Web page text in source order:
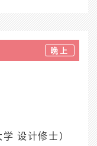
晩上
设计修士）